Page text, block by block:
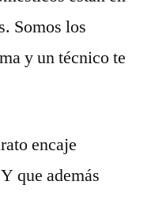
Somos los
y un técnico te
encaje
que además